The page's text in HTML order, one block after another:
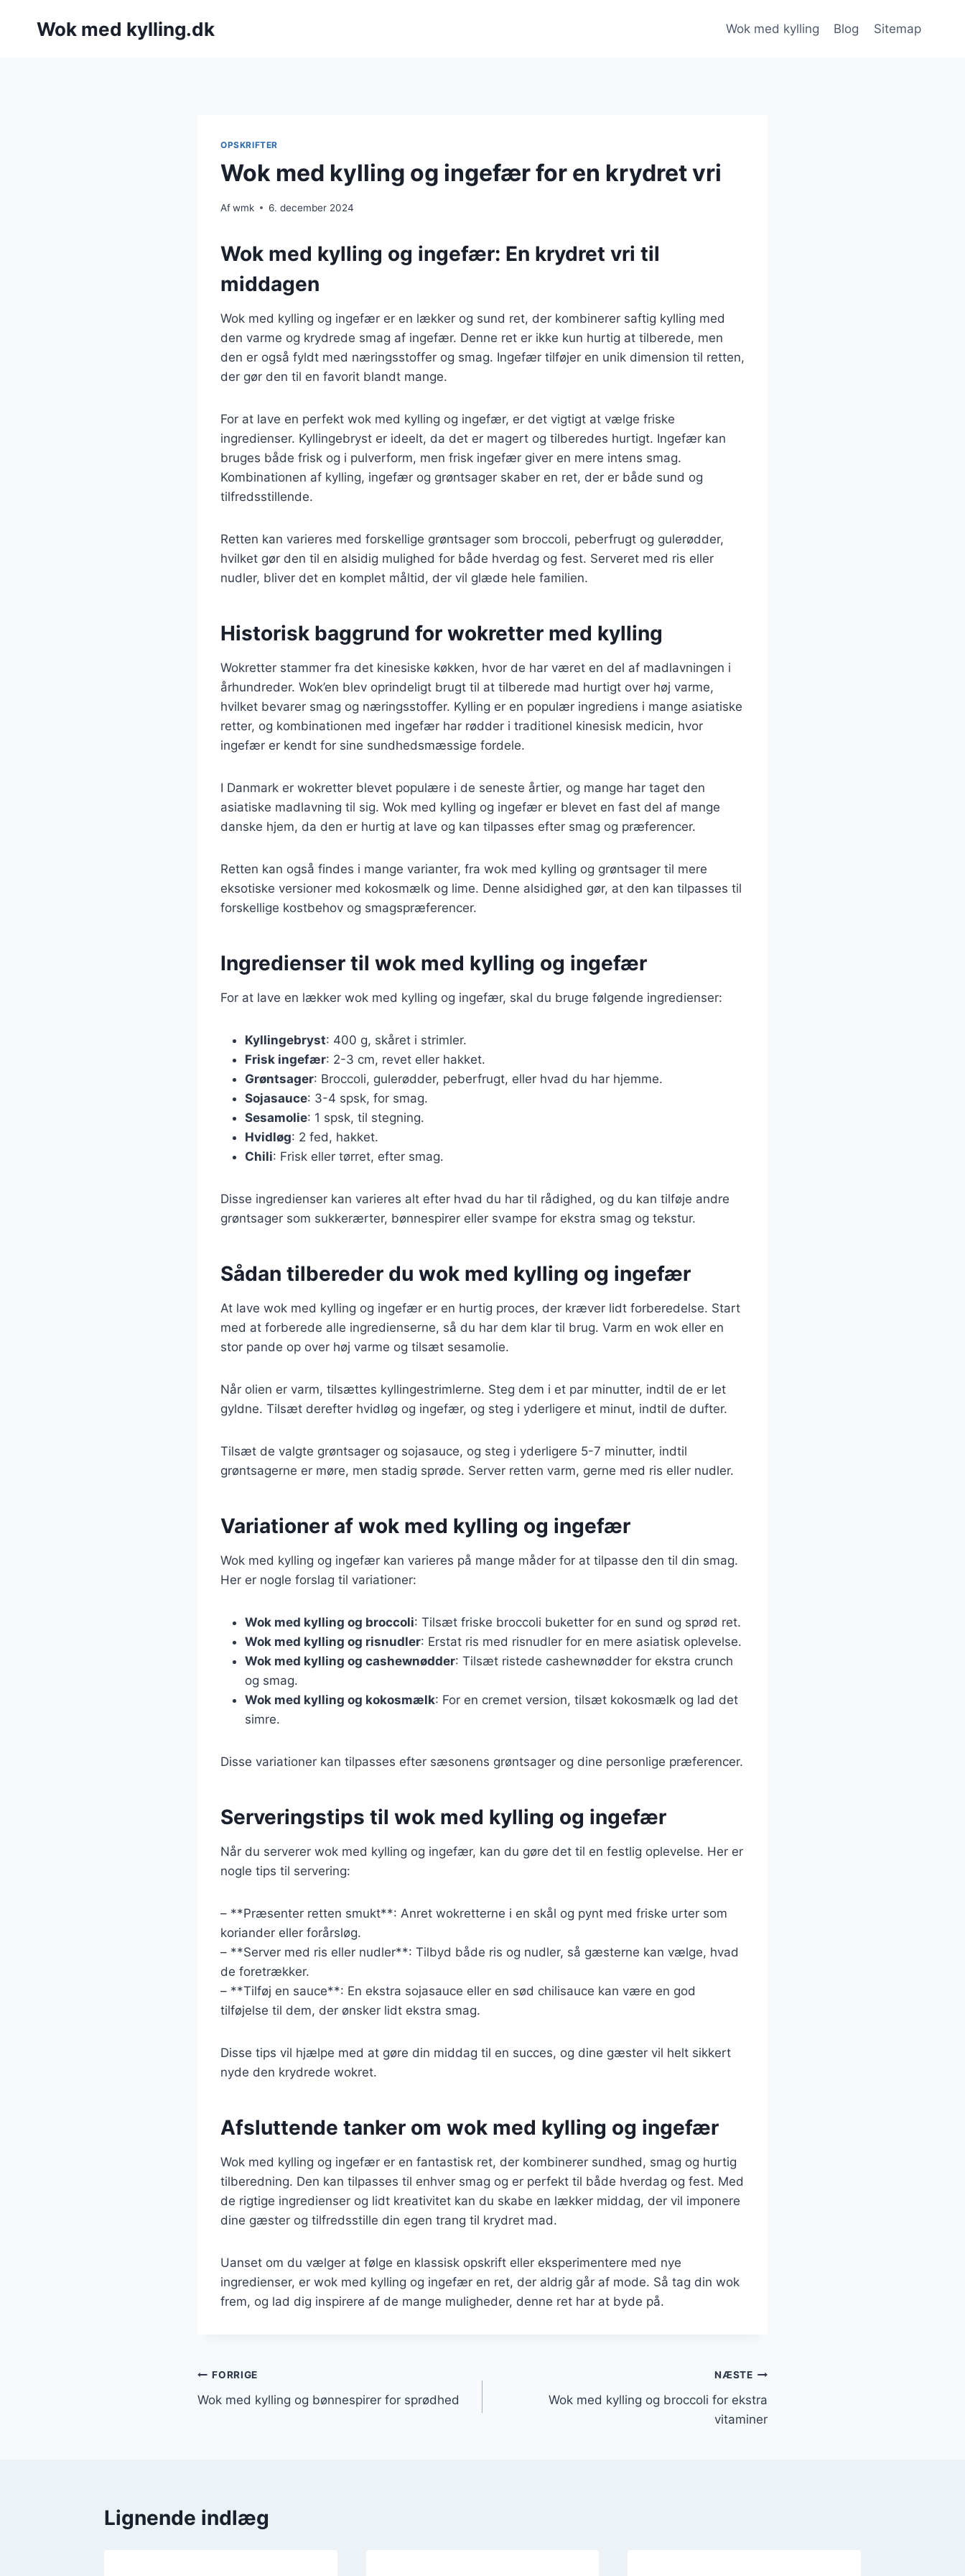
Wok med kylling.dk Wok med kylling Blog Sitemap
OPSKRIFTER
Wok med kylling og ingefær for en krydret vri
Afwmk 6. december 2024
Wok med kylling og ingefær: En krydret vri til
middagen
Wok med kylling og ingefær er en lækker og sund ret, der kombinerer saftig kylling med
den varme og krydrede smag af ingefær. Denne ret er ikke kun hurtig at tilberede, men
den er også fyldt med næringsstoffer og smag. Ingefær tilføjer en unik dimension til retten,
der gør den til en favorit blandt mange.
For at lave en perfekt wok med kylling og ingefær, er det vigtigt at vælge friske
ingredienser. Kyllingebryst er ideelt, da det er magert og tilberedes hurtigt. Ingefær kan
bruges både frisk og i pulverform, men frisk ingefær giver en mere intens smag.
Kombinationen af kylling, ingefær og grøntsager skaber en ret, der er både sund og
tilfredsstillende.
Retten kan varieres med forskellige grøntsager som broccoli, peberfrugt og gulerødder,
hvilket gør den til en alsidig mulighed for både hverdag og fest. Serveret med ris eller
nudler, bliver det en komplet måltid, der vil glæde hele familien.
Historisk baggrund for wokretter med kylling
Wokretter stammer fra det kinesiske køkken, hvor de har været en del af madlavningen i
århundreder. Wok’en blev oprindeligt brugt til at tilberede mad hurtigt over høj varme,
hvilket bevarer smag og næringsstoffer. Kylling er en populær ingrediens i mange asiatiske
retter, og kombinationen med ingefær har rødder i traditionel kinesisk medicin, hvor
ingefær er kendt for sine sundhedsmæssige fordele.
I Danmark er wokretter blevet populære i de seneste årtier, og mange har taget den
asiatiske madlavning til sig. Wok med kylling og ingefær er blevet en fast del af mange
danske hjem, da den er hurtig at lave og kan tilpasses efter smag og præferencer.
Retten kan også findes i mange varianter, fra wok med kylling og grøntsager til mere
eksotiske versioner med kokosmælk og lime. Denne alsidighed gør, at den kan tilpasses til
forskellige kostbehov og smagspræferencer.
Ingredienser til wok med kylling og ingefær
For at lave en lækker wok med kylling og ingefær, skal du bruge følgende ingredienser:
Kyllingebryst: 400 g, skåret i strimler.
Frisk ingefær: 2-3 cm, revet eller hakket.
Grøntsager: Broccoli, gulerødder, peberfrugt, eller hvad du har hjemme.
Sojasauce: 3-4 spsk, for smag.
Sesamolie: 1 spsk, til stegning.
Hvidløg: 2 fed, hakket.
Chili: Frisk eller tørret, efter smag.
Disse ingredienser kan varieres alt efter hvad du har til rådighed, og du kan tilføje andre
grøntsager som sukkerærter, bønnespirer eller svampe for ekstra smag og tekstur.
Sådan tilbereder du wok med kylling og ingefær
At lave wok med kylling og ingefær er en hurtig proces, der kræver lidt forberedelse. Start
med at forberede alle ingredienserne, så du har dem klar til brug. Varm en wok eller en
stor pande op over høj varme og tilsæt sesamolie.
Når olien er varm, tilsættes kyllingestrimlerne. Steg dem i et par minutter, indtil de er let
gyldne. Tilsæt derefter hvidløg og ingefær, og steg i yderligere et minut, indtil de dufter.
Tilsæt de valgte grøntsager og sojasauce, og steg i yderligere 5-7 minutter, indtil
grøntsagerne er møre, men stadig sprøde. Server retten varm, gerne med ris eller nudler.
Variationer af wok med kylling og ingefær
Wok med kylling og ingefær kan varieres på mange måder for at tilpasse den til din smag.
Her er nogle forslag til variationer:
Wok med kylling og broccoli: Tilsæt friske broccoli buketter for en sund og sprød ret.
Wok med kylling og risnudler: Erstat ris med risnudler for en mere asiatisk oplevelse.
Wok med kylling og cashewnødder: Tilsæt ristede cashewnødder for ekstra crunch
og smag.
Wok med kylling og kokosmælk: For en cremet version, tilsæt kokosmælk og lad det
simre.
Disse variationer kan tilpasses efter sæsonens grøntsager og dine personlige præferencer.
Serveringstips til wok med kylling og ingefær
Når du serverer wok med kylling og ingefær, kan du gøre det til en festlig oplevelse. Her er
nogle tips til servering:
– **Præsenter retten smukt**: Anret wokretterne i en skål og pynt med friske urter som
koriander eller forårsløg.
– **Server med ris eller nudler**: Tilbyd både ris og nudler, så gæsterne kan vælge, hvad
de foretrækker.
– **Tilføj en sauce**: En ekstra sojasauce eller en sød chilisauce kan være en god
tilføjelse til dem, der ønsker lidt ekstra smag.
Disse tips vil hjælpe med at gøre din middag til en succes, og dine gæster vil helt sikkert
nyde den krydrede wokret.
Afsluttende tanker om wok med kylling og ingefær
Wok med kylling og ingefær er en fantastisk ret, der kombinerer sundhed, smag og hurtig
tilberedning. Den kan tilpasses til enhver smag og er perfekt til både hverdag og fest. Med
de rigtige ingredienser og lidt kreativitet kan du skabe en lækker middag, der vil imponere
dine gæster og tilfredsstille din egen trang til krydret mad.
Uanset om du vælger at følge en klassisk opskrift eller eksperimentere med nye
ingredienser, er wok med kylling og ingefær en ret, der aldrig går af mode. Så tag din wok
frem, og lad dig inspirere af de mange muligheder, denne ret har at byde på.
Indlægsnavigation
FORRIGE
Wok med kylling og bønnespirer for sprødhed
NÆSTE
Wok med kylling og broccoli for ekstra
vitaminer
Lignende indlæg